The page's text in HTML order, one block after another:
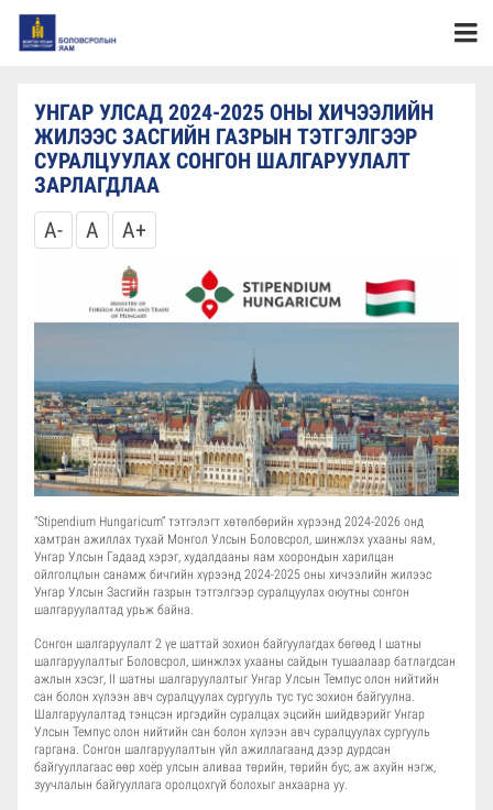
УНГАР УЛСАД 2024-2025 ОНЫ ХИЧЭЭЛИЙН
ЖИЛЭЭС ЗАСГИЙН ГАЗРЫН ТЭТГЭЛГЭЭР
СУРАЛЦУУЛАХ СОНГОН ШАЛГАРУУЛАЛТ
ЗАРЛАГДЛАА
A-
A A+
“Stipendium Hungaricum” тэтгэлэгт хөтөлбөрийн хүрээнд 2024-2026 онд
хамтран ажиллах тухай Монгол Улсын Боловсрол, шинжлэх ухааны яам,
Унгар Улсын Гадаад хэрэг, худалдааны яам хоорондын харилцан
ойлголцлын санамж бичгийн хүрээнд 2024-2025 оны хичээлийн жилээс
Унгар Улсын Засгийн газрын тэтгэлгээр суралцуулах оюутны сонгон
шалгаруулалтад урьж байна.
Сонгон шалгаруулалт 2 үе шаттай зохион байгуулагдах бөгөөд I шатны
шалгаруулалтыг Боловсрол, шинжлэх ухааны сайдын тушаалаар батлагдсан
ажлын хэсэг, II шатны шалгаруулалтыг Унгар Улсын Темпус олон нийтийн
сан болон хүлээн авч суралцуулах сургууль тус тус зохион байгуулна.
Шалгаруулалтад тэнцсэн иргэдийн суралцах эцсийн шийдвэрийг Унгар
Улсын Темпус олон нийтийн сан болон хүлээн авч суралцуулах сургууль
гаргана. Сонгон шалгаруулалтын үйл ажиллагаанд дээр дурдсан
байгууллагаас өөр хоёр улсын аливаа төрийн, төрийн бус, аж ахуйн нэгж,
зуучлалын байгууллага оролцохгүй болохыг анхаарна уу.